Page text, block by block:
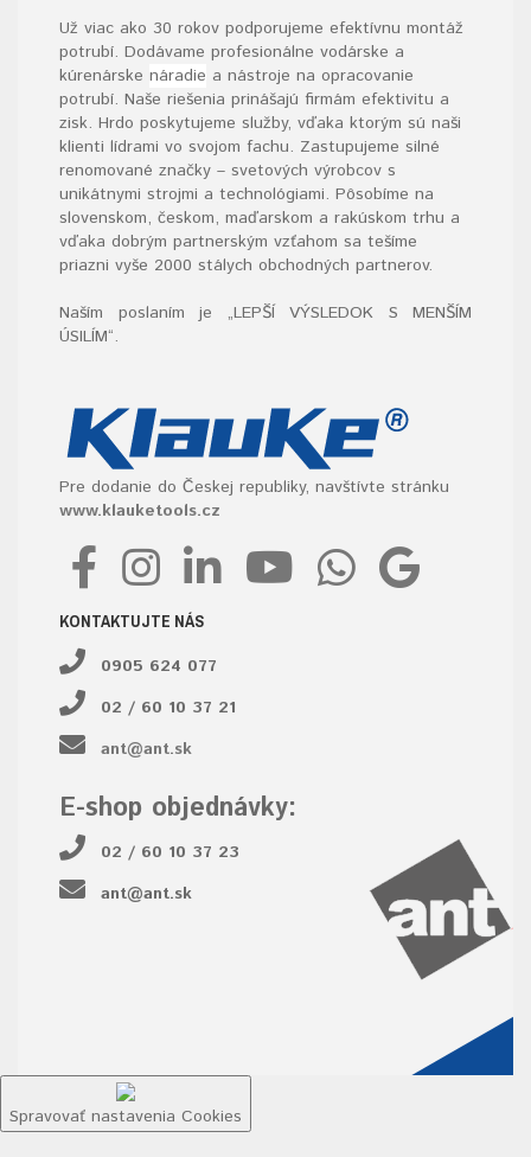
Už viac ako 30 rokov podporujeme efektívnu montáž
potrubí. Dodávame profesionálne vodárske a
kúrenárske náradie a nástroje na opracovanie
potrubí. Naše riešenia prinášajú firmám efektivitu a
zisk. Hrdo poskytujeme služby, vďaka ktorým sú naši
klienti lídrami vo svojom fachu. Zastupujeme silné
renomované značky – svetových výrobcov s
unikátnymi strojmi a technológiami. Pôsobíme na
slovenskom, českom, maďarskom a rakúskom trhu a
vďaka dobrým partnerským vzťahom sa tešíme
priazni vyše 2000 stálych obchodných partnerov.
Naším poslaním je „LEPŠÍ VÝSLEDOK S MENŠÍM
ÚSILÍM“.
Pre dodanie do Českej republiky, navštívte stránku
www.klauketools.cz
KONTAKTUJTE NÁS
0905 624 077
02 / 60 10 37 21
ant@ant.sk
E-shop objednávky:
02 / 60 10 37 23
ant@ant.sk
Spravovať nastavenia Cookies